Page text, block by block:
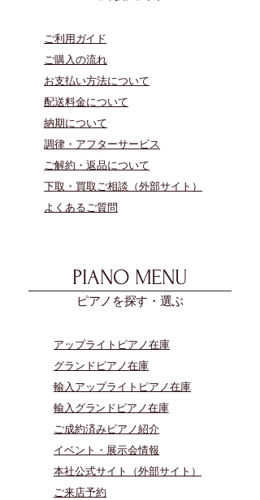
​ご利用ガイド
ご購入の流れ
お支払い方法について
配送料金について
​納期について
調律・アフターサービス
ご解約・返品について
下取・買取ご相談（外部サイト）
よくあるご質問
PIANO MENU
ピアノを探す・選ぶ
アップライトピアノ在庫
グランドピアノ在庫
輸入アップライトピアノ在庫
​輸入グランドピアノ在庫
​ご成約済みピアノ紹介
イベント・展示会情報
本社公式サイト（外部サイト）
​ご来店予約